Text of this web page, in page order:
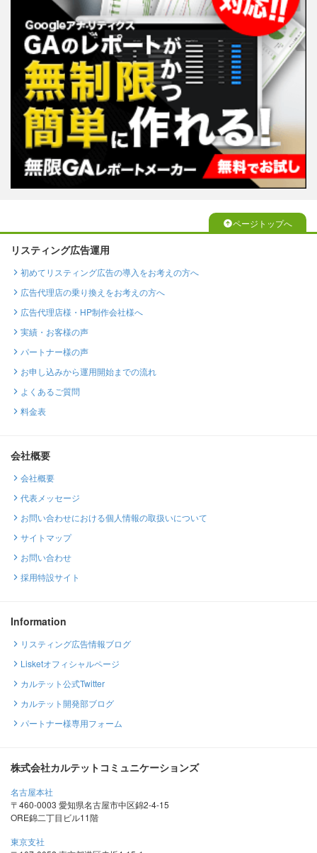
ページトップへ
リスティング広告運用
初めてリスティング広告の導入をお考えの方へ
広告代理店の乗り換えをお考えの方へ
広告代理店様・HP制作会社様へ
実績・お客様の声
パートナー様の声
お申し込みから運用開始までの流れ
よくあるご質問
料金表
会社概要
会社概要
代表メッセージ
お問い合わせにおける個人情報の取扱いについて
サイトマップ
お問い合わせ
採用特設サイト
Information
リスティング広告情報ブログ
Lisketオフィシャルページ
カルテット公式Twitter
カルテット開発部ブログ
パートナー様専用フォーム
株式会社カルテットコミュニケーションズ
名古屋本社
〒460-0003 愛知県名古屋市中区錦2-4-15
ORE錦二丁目ビル11階
東京支社